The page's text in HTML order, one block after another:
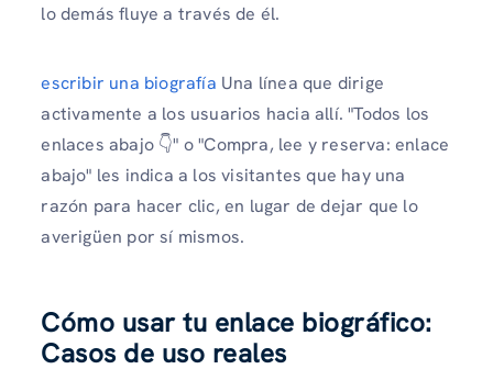
lo demás fluye a través de él.
escribir una biografía Una línea que dirige
activamente a los usuarios hacia allí. "Todos los
enlaces abajo 👇" o "Compra, lee y reserva: enlace
abajo" les indica a los visitantes que hay una
razón para hacer clic, en lugar de dejar que lo
averigüen por sí mismos.
Cómo usar tu enlace biográfico:
Casos de uso reales